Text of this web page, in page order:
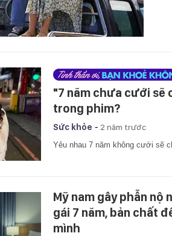
"7 năm chưa cưới sẽ
trong phim?
Sức khỏe - 2 năm trước
Yêu nhau 7 năm không cưới sẽ
Mỹ nam gây phẫn nộ
gái 7 năm, bản chất
mình